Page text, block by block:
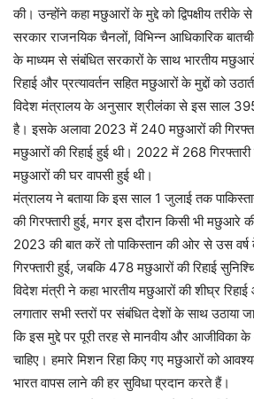
की। उन्होंने कहा मछुआरों के मुद्दे को द्विपक्षीय तरीके
सरकार राजनयिक चैनलों, विभिन्न आधिकारिक
के माध्यम से संबंधित सरकारों के साथ भारतीय
रिहाई और प्रत्यावर्तन सहित मछुआरों के मुद्दों को
विदेश मंत्रालय के अनुसार श्रीलंका से इस साल 395
है। इसके अलावा 2023 में 240 मछुआरों की
मछुआरों की रिहाई हुई थी। 2022 में 268
मछुआरों की घर वापसी हुई थी।
मंत्रालय ने बताया कि इस साल 1 जुलाई तक
की गिरफ्तारी हुई, मगर इस दौरान किसी भी मछुआरे
2023 की बात करें तो पाकिस्तान की ओर से उस
गिरफ्तारी हुई, जबकि 478 मछुआरों की रिहाई
विदेश मंत्री ने कहा भारतीय मछुआरों की शीघ्र रिहाई
लगातार सभी स्तरों पर संबंधित देशों के साथ उठाया
कि इस मुद्दे पर पूरी तरह से मानवीय और आजीविका के
चाहिए। हमारे मिशन रिहा किए गए मछुआरों को
भारत वापस लाने की हर सुविधा प्रदान करते हैं।